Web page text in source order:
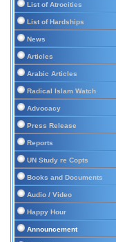
List of Atrocities
List of Hardships
News
Articles
Arabic Articles
Radical Islam Watch
Advocacy
Press Release
Reports
UN Study re Copts
Books and Documents
Audio / Video
Happy Hour
Announcement